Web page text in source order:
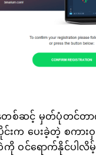
တစ်ဆင့် မှတ်ပုံတင်တာ
င်းက ပေးခဲ့တဲ့ စကာ
ဝင်ရောက်နိုင်ပါလိမ့်